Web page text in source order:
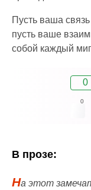
Пусть ваша
пусть ваше
собой каждый
0
0
В прозе:
На этот